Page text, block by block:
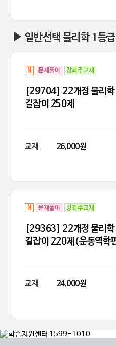
▶ 일반선택 물리학 1등
N 문제풀이 강좌주교재
[29704] 22개정 물리학
길잡이 250제
교재 26,000원
N 문제풀이 강좌주교재
[29363] 22개정 물리학
길잡이 220제(운동역학
교재 24,000원